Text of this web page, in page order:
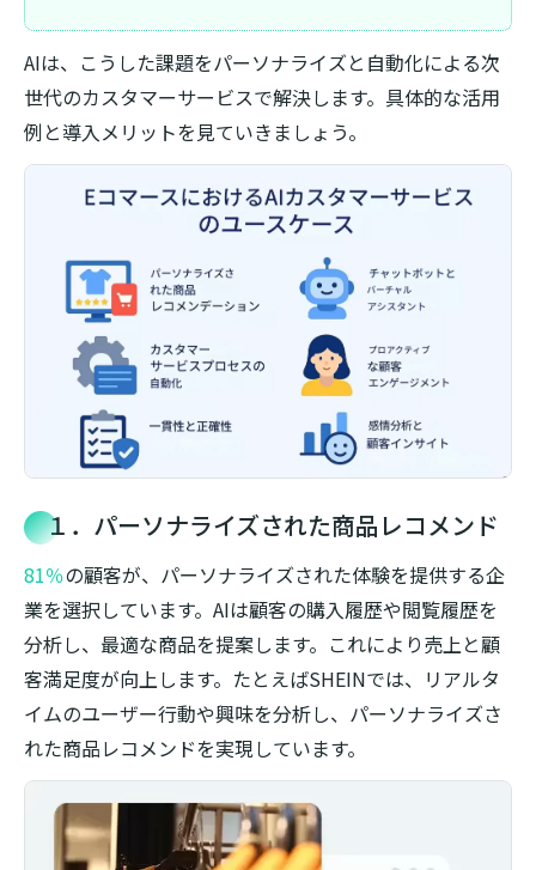
AIは、こうした課題をパーソナライズと自動化による次
世代のカスタマーサービスで解決します。具体的な活用
例と導入メリットを見ていきましょう。
１．パーソナライズされた商品レコメンド
81％の顧客が、パーソナライズされた体験を提供する企
業を選択しています。AIは顧客の購入履歴や閲覧履歴を
分析し、最適な商品を提案します。これにより売上と顧
客満足度が向上します。たとえばSHEINでは、リアルタ
イムのユーザー行動や興味を分析し、パーソナライズさ
れた商品レコメンドを実現しています。